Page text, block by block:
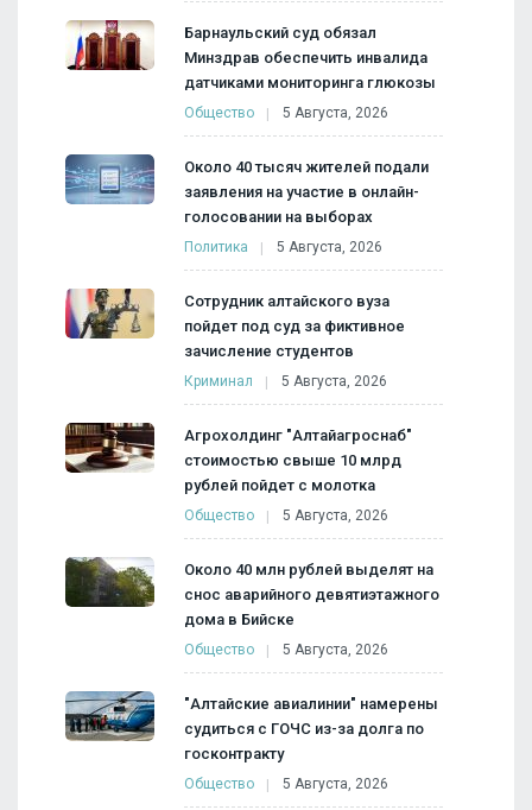
Барнаульский суд обязал
Минздрав обеспечить инвалида
датчиками мониторинга глюкозы
Общество 5 Августа, 2026
Около 40 тысяч жителей подали
заявления на участие в онлайн-
голосовании на выборах
Политика 5 Августа, 2026
Сотрудник алтайского вуза
пойдет под суд за фиктивное
зачисление студентов
Криминал 5 Августа, 2026
Агрохолдинг "Алтайагроснаб"
стоимостью свыше 10 млрд
рублей пойдет с молотка
Общество 5 Августа, 2026
Около 40 млн рублей выделят на
снос аварийного девятиэтажного
дома в Бийске
Общество 5 Августа, 2026
"Алтайские авиалинии" намерены
судиться с ГОЧС из-за долга по
госконтракту
Общество 5 Августа, 2026